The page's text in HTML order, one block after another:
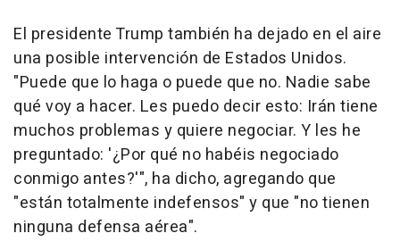
El presidente Trump también ha dejado en el aire
una posible intervención de Estados Unidos.
"Puede que lo haga o puede que no. Nadie sabe
qué voy a hacer. Les puedo decir esto: Irán tiene
muchos problemas y quiere negociar. Y les he
preguntado: '¿Por qué no habéis negociado
conmigo antes?'", ha dicho, agregando que
"están totalmente indefensos" y que "no tienen
ninguna defensa aérea".